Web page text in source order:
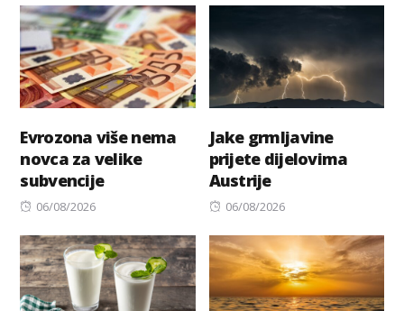
Evrozona više nema
novca za velike
subvencije
Posted
06/08/2026
Jake grmljavine
prijete dijelovima
Austrije
Posted
06/08/2026